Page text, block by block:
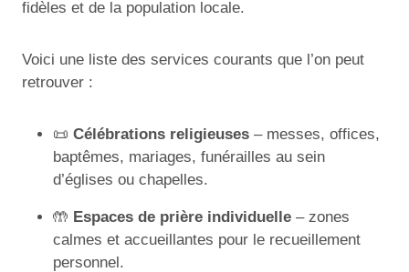
fidèles et de la population locale.
Voici une liste des services courants que l’on peut
retrouver :
📜 Célébrations religieuses – messes, offices,
baptêmes, mariages, funérailles au sein
d’églises ou chapelles.
🤲 Espaces de prière individuelle – zones
calmes et accueillantes pour le recueillement
personnel.